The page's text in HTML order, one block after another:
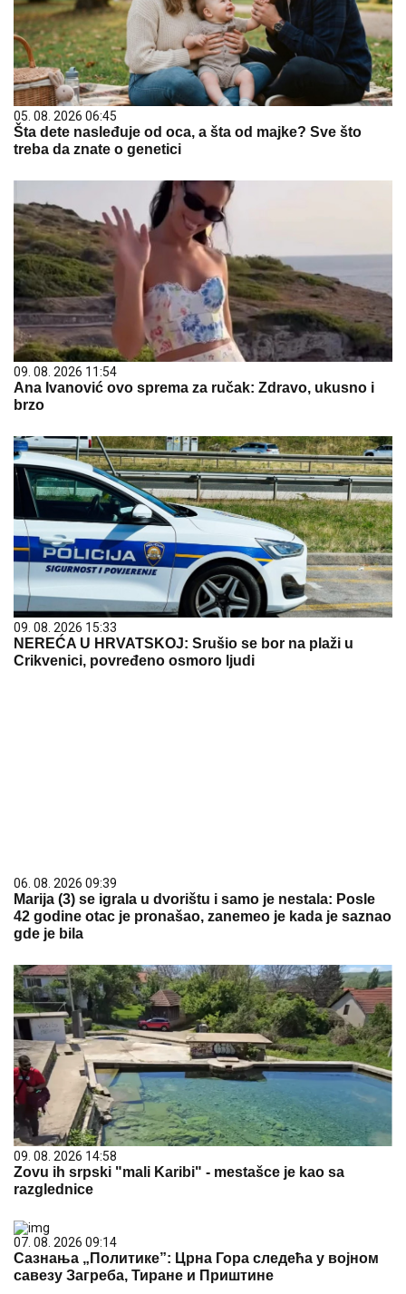
05. 08. 2026 06:45
Šta dete nasleđuje od oca, a šta od majke? Sve što
treba da znate o genetici
09. 08. 2026 11:54
Ana Ivanović ovo sprema za ručak: Zdravo, ukusno i
brzo
09. 08. 2026 15:33
NEREĆA U HRVATSKOJ: Srušio se bor na plaži u
Crikvenici, povređeno osmoro ljudi
06. 08. 2026 09:39
Marija (3) se igrala u dvorištu i samo je nestala: Posle
42 godine otac je pronašao, zanemeo je kada je saznao
gde je bila
09. 08. 2026 14:58
Zovu ih srpski "mali Karibi" - mestašce je kao sa
razglednice
07. 08. 2026 09:14
Сазнања „Политике”: Црна Гора следећа у војном
савезу Загреба, Тиране и Приштине